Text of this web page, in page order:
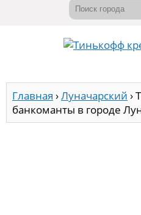
Главная ›Луначарский ›
банкоманты в городе